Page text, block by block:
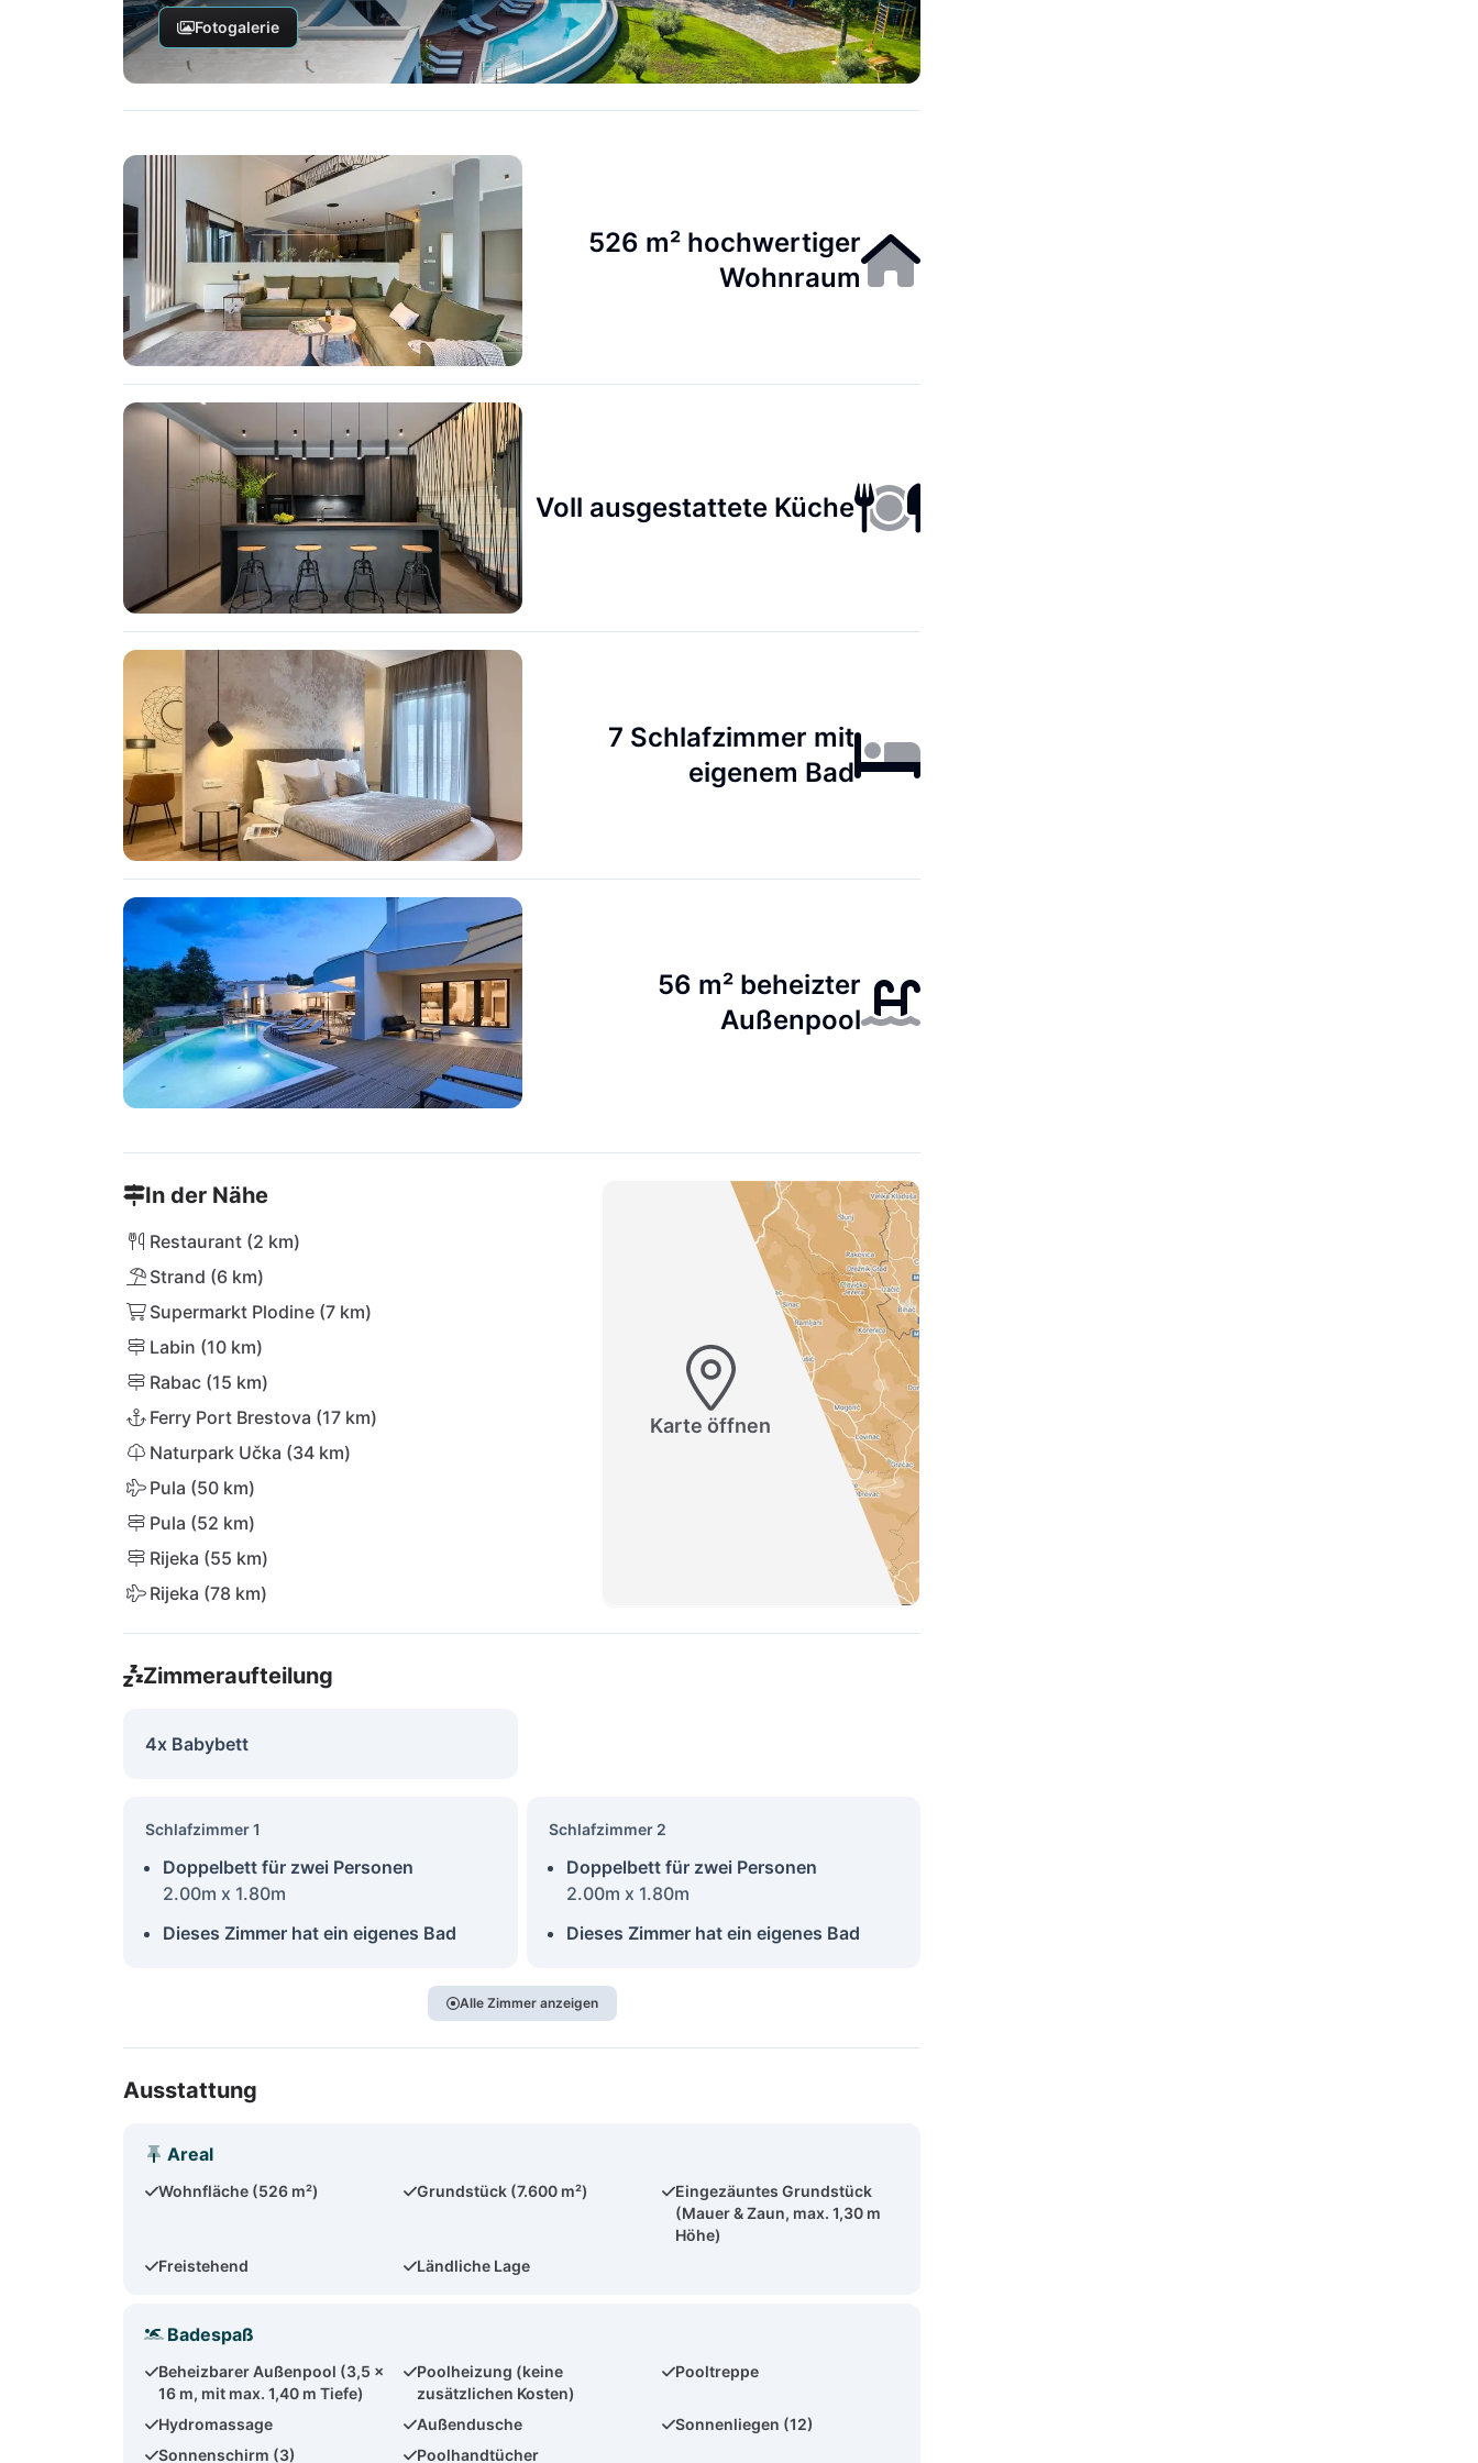
Fotogalerie
526 m² hochwertiger
Wohnraum
Voll ausgestattete Küche
7 Schlafzimmer mit
eigenem Bad
56 m² beheizter
Außenpool
In der Nähe
Restaurant (2 km)
Strand (6 km)
Supermarkt Plodine (7 km)
Labin (10 km)
Rabac (15 km)
Ferry Port Brestova (17 km)
Naturpark Učka (34 km)
Pula (50 km)
Pula (52 km)
Rijeka (55 km)
Rijeka (78 km)
Karte öffnen
Zimmeraufteilung
4x Babybett
Schlafzimmer 1
Doppelbett für zwei Personen
2.00m x 1.80m
Dieses Zimmer hat ein eigenes Bad
Schlafzimmer 2
Doppelbett für zwei Personen
2.00m x 1.80m
Dieses Zimmer hat ein eigenes Bad
Alle Zimmer anzeigen
Ausstattung
Areal
Wohnfläche (526 m²) Grundstück (7.600 m²)
Eingezäuntes Grundstück
(Mauer & Zaun, max. 1,30 m
Höhe)
Freistehend
Ländliche Lage
Badespaß
Beheizbarer Außenpool (3,5 x
16 m, mit max. 1,40 m Tiefe)
Poolheizung (keine
zusätzlichen Kosten)
Pooltreppe
Hydromassage Außendusche
Sonnenliegen (12)
Sonnenschirm (3)
Poolhandtücher